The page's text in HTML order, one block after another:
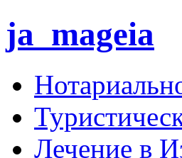
ja_mageia
Лечение в